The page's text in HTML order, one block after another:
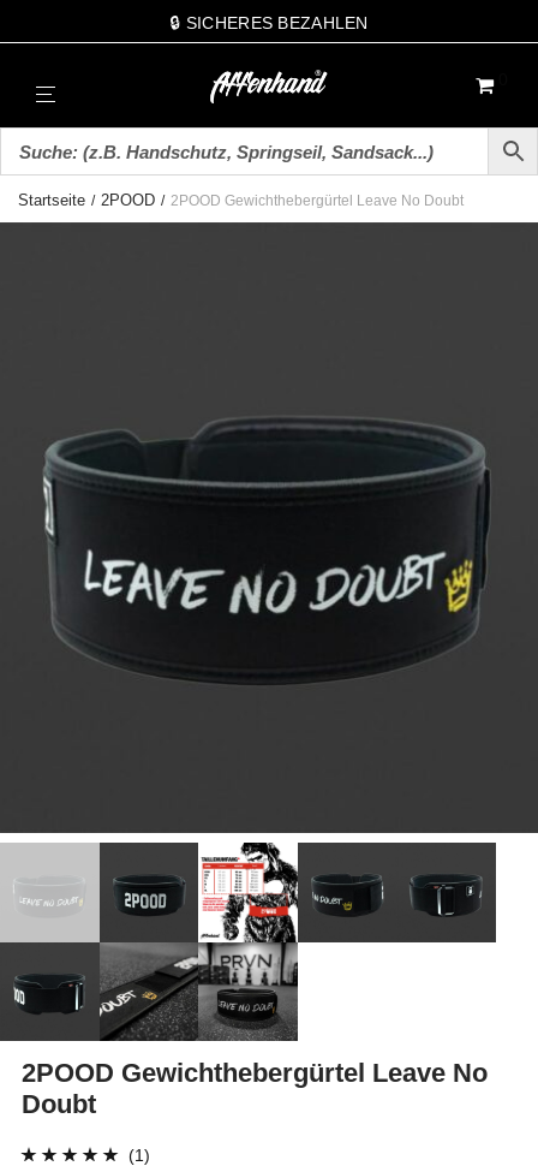
🔒 SICHERES BEZAHLEN
Startseite / 2POOD / 2POOD Gewichthebergürtel Leave No Doubt
2POOD Gewichthebergürtel Leave No
Doubt
(1)